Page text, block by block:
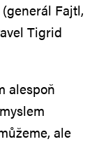
Fajtl,
Tigrid
alespoň
ale